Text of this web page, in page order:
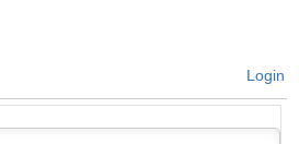
Login